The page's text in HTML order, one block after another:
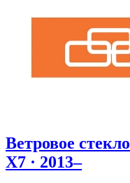
Ветровое стекло
X7 · 2013–